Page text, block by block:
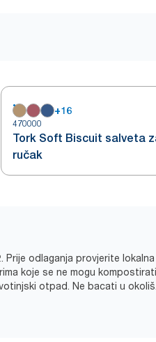
+16
470000
Tork Soft Biscuit salveta
ručak
Prije odlaganja provjerite
koje se ne mogu
otpad. Ne bacati u okoliš.